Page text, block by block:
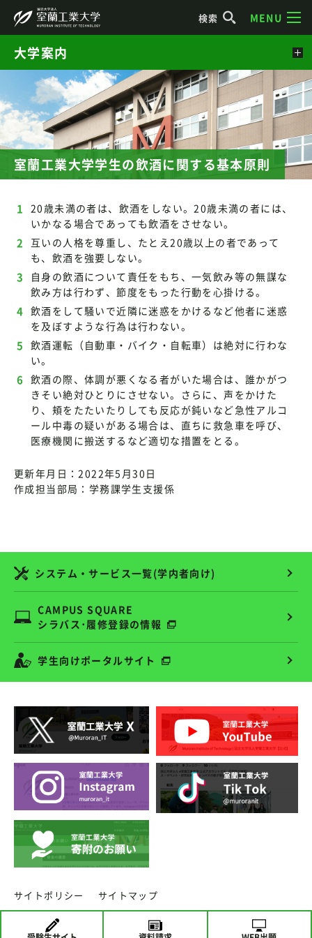
検索 MENU
室蘭工業大学学生の飲酒に関する基本原則
20歳未満の者は、飲酒をしない。20歳未満の者には、
いかなる場合であっても飲酒をさせない。
互いの人格を尊重し、たとえ20歳以上の者であって
も、飲酒を強要しない。
自身の飲酒について責任をもち、一気飲み等の無謀な
飲み方は行わず、節度をもった行動を心掛ける。
飲酒をして騒いで近隣に迷惑をかけるなど他者に迷惑
を及ぼすような行為は行わない。
飲酒運転（自動車・バイク・自転車）は絶対に行わな
い。
飲酒の際、体調が悪くなる者がいた場合は、誰かがつ
きそい絶対ひとりにさせない。さらに、声をかけた
り、頬をたたいたりしても反応が鈍いなど急性アルコ
ール中毒の疑いがある場合は、直ちに救急車を呼び、
医療機関に搬送するなど適切な措置をとる。
更新年月日：2022年5月30日
作成担当部局：学務課学生支援係
大学案内
システム・サービス一覧(学内者向け)
CAMPUS SQUARE
シラバス･履修登録の情報
学生向けポータルサイト
サイトポリシー サイトマップ
copyright ⓒ MURORAN INSTITUTE OF TECHNOLOGY.